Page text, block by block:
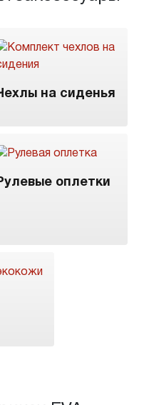
на сиденья
оплетки